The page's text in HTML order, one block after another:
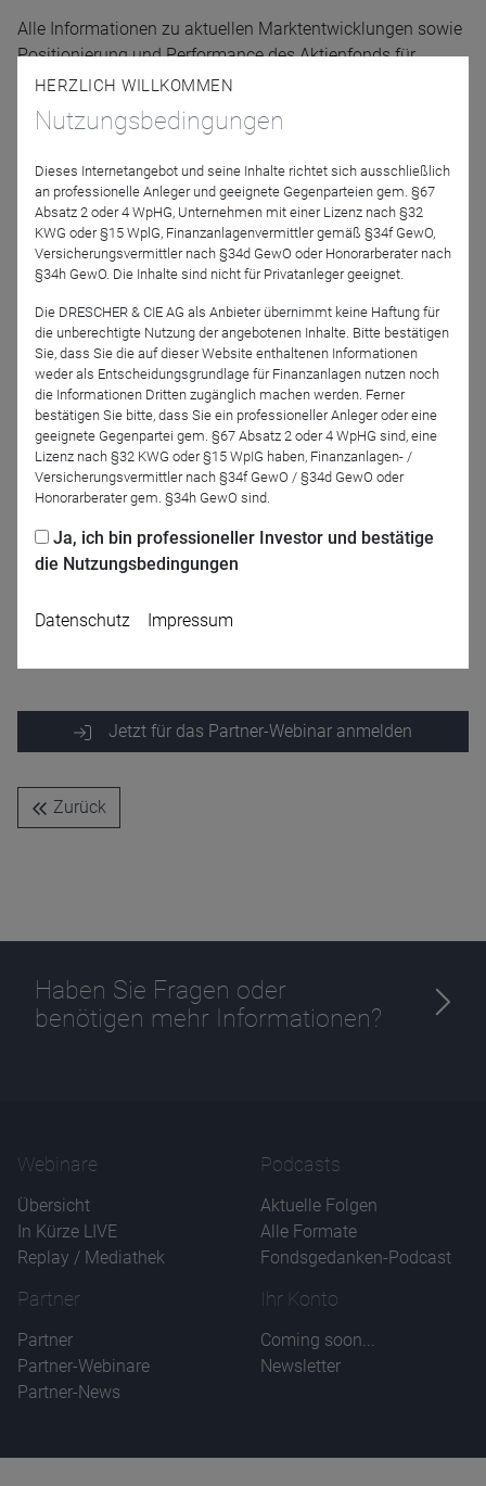
Alle Informationen zu aktuellen Marktentwicklungen sowie
Positionierung und Performance des Aktienfonds für
Beteiligungsunternehmen erfahren Sie im Update-Webinar
am 2. Juni um 10 Uhr von Fondsmanager Gunter
Burgbacher.
Datum: 02.06.2022 um 10 Uhr
Dauer: 30 Minuten
Wir freuen uns auf Sie!
Referenten
Management
management AG
Jetzt für das Partner-Webinar anmelden
Zurück
Haben Sie Fragen oder
benötigen mehr Informationen?
Webinare
Übersicht
In Kürze LIVE
Replay / Mediathek
Podcasts
Aktuelle Folgen
Alle Formate
Fondsgedanken-Podcast
Partner
Partner
Partner-Webinare
Partner-News
Ihr Konto
Coming soon...
Newsletter
HERZLICH WILLKOMMEN
Nutzungsbedingungen
Dieses Internetangebot und seine Inhalte richtet sich ausschließlich
an professionelle Anleger und geeignete Gegenparteien gem. §67
Absatz 2 oder 4 WpHG, Unternehmen mit einer Lizenz nach §32
KWG oder §15 WplG, Finanzanlagenvermittler gemäß §34f GewO,
Versicherungsvermittler nach §34d GewO oder Honorarberater nach
§34h GewO. Die Inhalte sind nicht für Privatanleger geeignet.
Die DRESCHER & CIE AG als Anbieter übernimmt keine Haftung für
die unberechtigte Nutzung der angebotenen Inhalte. Bitte bestätigen
Sie, dass Sie die auf dieser Website enthaltenen Informationen
weder als Entscheidungsgrundlage für Finanzanlagen nutzen noch
die Informationen Dritten zugänglich machen werden. Ferner
bestätigen Sie bitte, dass Sie ein professioneller Anleger oder eine
geeignete Gegenpartei gem. §67 Absatz 2 oder 4 WpHG sind, eine
Lizenz nach §32 KWG oder §15 WpIG haben, Finanzanlagen- /
Versicherungsvermittler nach §34f GewO / §34d GewO oder
Honorarberater gem. §34h GewO sind.
Ja, ich bin professioneller Investor und bestätige
die Nutzungsbedingungen
Datenschutz Impressum
Name
CPref